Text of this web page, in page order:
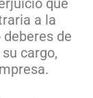
a la
de
cargo,